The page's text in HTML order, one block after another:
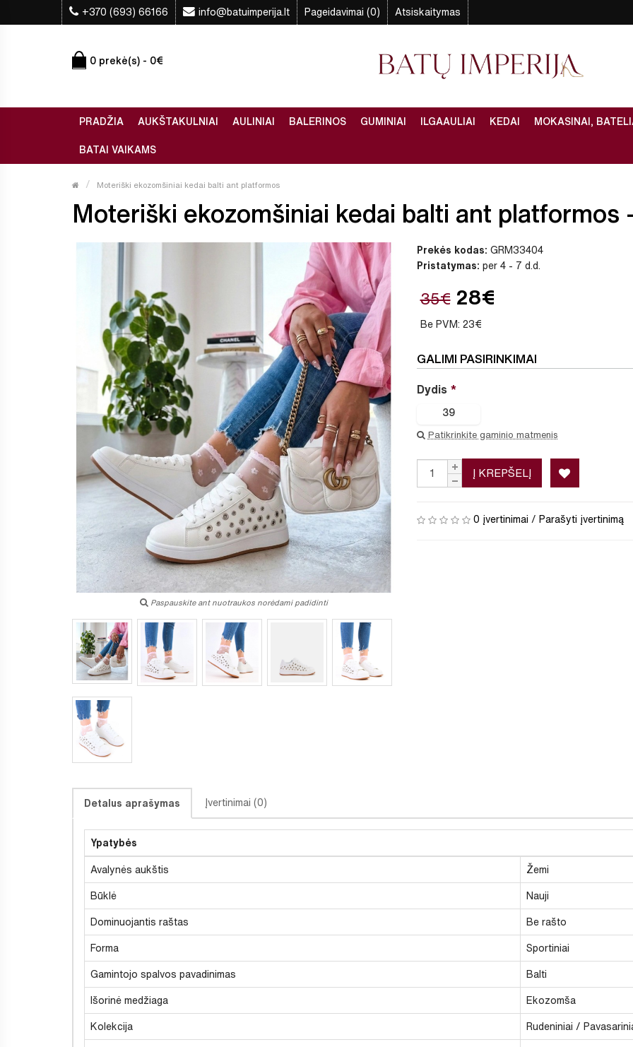
+370 (693) 66166 info@batuimperija.lt Pageidavimai (0) Atsiskaitymas
0 prekė(s) - 0€
PRADŽIA AUKŠTAKULNIAI AULINIAI BALERINOS GUMINIAI ILGAAULIAI KEDAI MOKASINAI,
BATAI VAIKAMS
Moteriški ekozomšiniai kedai balti ant platformos
Moteriški ekozomšiniai kedai balti ant platformos
Paspauskite ant nuotraukos norėdami padidinti
Prekės kodas: GRM33404
Pristatymas: per 4 - 7 d.d.
35€ 28€
Be PVM: 23€
GALIMI PASIRINKIMAI
Dydis
39
Patikrinkite gaminio matmenis
Į KREPŠELĮ
0 įvertinimai / Parašyti įvertinimą
Detalus aprašymas Įvertinimai (0)
Ypatybės
Avalynės aukštis Žemi
Būklė Nauji
Dominuojantis raštas Be rašto
Forma Sportiniai
Gamintojo spalvos pavadinimas Balti
Išorinė medžiaga Ekozomša
Kolekcija Rudeniniai /